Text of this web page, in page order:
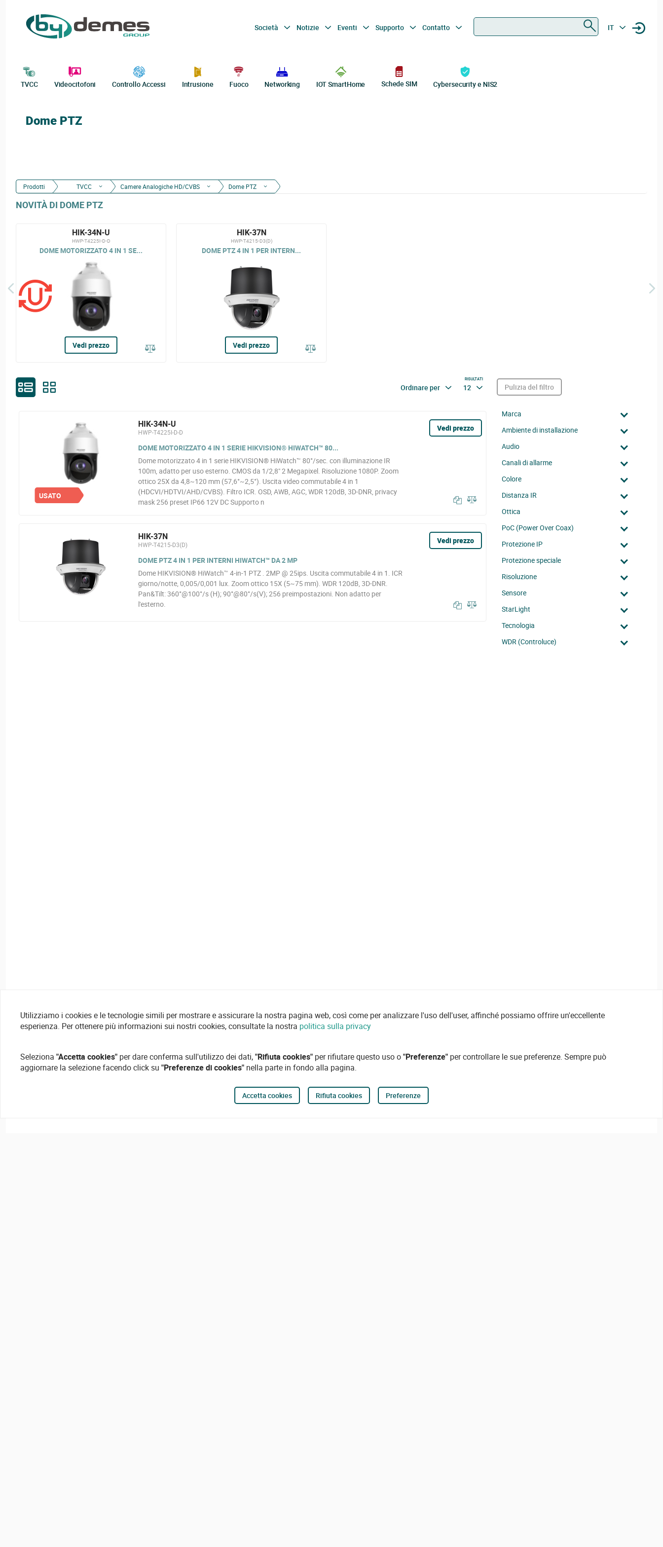
Società Notizie Eventi Supporto Contatto IT
TVCC Videocitofoni Controllo Accessi Intrusione Fuoco Networking IOT SmartHome Schede SIM Cybersecurity e NIS2
Dome PTZ
Prodotti TVCC Camere Analogiche HD/CVBS Dome PTZ
NOVITÀ DI DOME PTZ
HIK-34N-U
HWP-T4225I-D-D
DOME MOTORIZZATO 4 IN 1 SE...
Vedi prezzo
HIK-37N
HWP-T4215-D3(D)
DOME PTZ 4 IN 1 PER INTERN...
Vedi prezzo
Ordinare per
RISULTATI
12
USATO
HIK-34N-U
HWP-T4225I-D-D
DOME MOTORIZZATO 4 IN 1 SERIE HIKVISION® HIWATCH™ 80...
Dome motorizzato 4 in 1 serie HIKVISION® HiWatch™ 80°/sec. con illuminazione IR
100m, adatto per uso esterno. CMOS da 1/2,8" 2 Megapixel. Risoluzione 1080P. Zoom
ottico 25X da 4,8~120 mm (57,6°~2,5°). Uscita video commutabile 4 in 1
(HDCVI/HDTVI/AHD/CVBS). Filtro ICR. OSD, AWB, AGC, WDR 120dB, 3D-DNR, privacy
mask 256 preset IP66 12V DC Supporto n
Vedi prezzo
HIK-37N
HWP-T4215-D3(D)
DOME PTZ 4 IN 1 PER INTERNI HIWATCH™ DA 2 MP
Dome HIKVISION® HiWatch™ 4-in-1 PTZ . 2MP @ 25ips. Uscita commutabile 4 in 1. ICR
giorno/notte, 0,005/0,001 lux. Zoom ottico 15X (5~75 mm). WDR 120dB, 3D-DNR.
Pan&Tilt: 360°@100°/s (H); 90°@80°/s(V); 256 preimpostazioni. Non adatto per
l'esterno.
Vedi prezzo
Pulizia del filtro
Marca
Ambiente di installazione
Audio
Canali di allarme
Colore
Distanza IR
Ottica
PoC (Power Over Coax)
Protezione IP
Protezione speciale
Risoluzione
Sensore
StarLight
Tecnologia
WDR (Controluce)
Utilizziamo i cookies e le tecnologie simili per mostrare e assicurare la nostra pagina web, così come per analizzare l'uso dell'user, affinché possiamo offrire un'eccellente
esperienza. Per ottenere più informazioni sui nostri cookies, consultate la nostra politica sulla privacy
Seleziona "Accetta cookies" per dare conferma sull'utilizzo dei dati,"Rifiuta cookies" per rifiutare questo uso o"Preferenze" per controllare le sue preferenze. Sempre può
aggiornare la selezione facendo click su "Preferenze di cookies" nella parte in fondo alla pagina.
Accetta cookies Rifiuta cookies Preferenze